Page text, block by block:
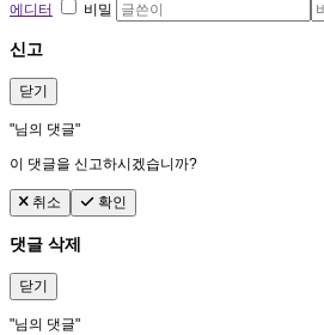
에디터
비밀
신고
닫기
"님의 댓글"
이 댓글을 신고하시겠습니까?
취소 확인
댓글 삭제
닫기
"님의 댓글"